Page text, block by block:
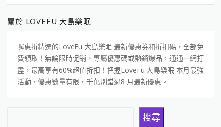
關於 LOVEFU 大島樂眠
喔惠折精選的LoveFu 大島樂眠 最新優惠券和折扣碼，全部免
費領取！無論限時促銷、專屬優惠碼或熱銷爆品，通通一網打
盡，最高享有60%超值折扣！把握LoveFu 大島樂眠 本月最強
活動，優惠數量有限，千萬別錯過8 月最新優惠。
搜尋